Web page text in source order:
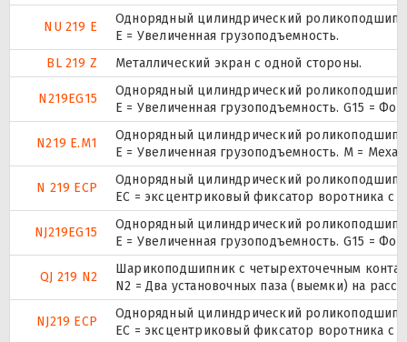
NU 219 E
Однорядный цилиндрический
Е = Увеличенная грузоподъемность.
BL 219 Z
Металлический экран с одной стороны.
N219EG15
Однорядный цилиндрический
E = Увеличенная грузоподъемность. G15 =
N219 E.M1
Однорядный цилиндрический
E = Увеличенная грузоподъемность. М =
N 219 ECP
Однорядный цилиндрический
ЕС = эксцентриковый фиксатор воротника с
NJ219EG15
Однорядный цилиндрический
E = Увеличенная грузоподъемность. G15 =
QJ 219 N2
Шарикоподшипник с четырехточечным
N2 = Два установочных паза (выемки) на
NJ219 ECP
Однорядный цилиндрический
ЕС = эксцентриковый фиксатор воротника с